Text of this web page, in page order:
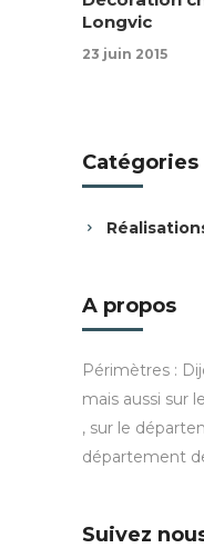
Longvic
23 juin 2015
Catégories
A propos
Périmètres :
mais aussi sur
, sur le
département
Suivez